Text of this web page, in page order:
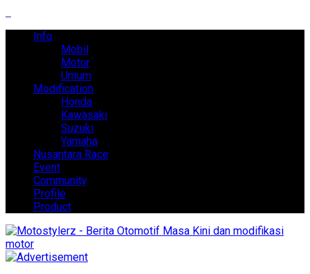
Info
Mobil
Motor
Umum
Modification
Honda
Kawasaki
Suzuki
Yamaha
Nusantara Race
Event
Community
Profile
Product